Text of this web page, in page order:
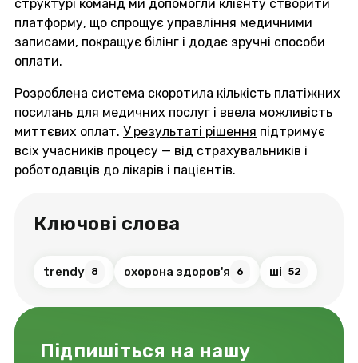
структурі команд ми допомогли клієнту створити
платформу, що спрощує управління медичними
записами, покращує білінг і додає зручні способи
оплати.
Розроблена система скоротила кількість платіжних
посилань для медичних послуг і ввела можливість
миттєвих оплат. У результаті рішення підтримує
всіх учасників процесу — від страхувальників і
роботодавців до лікарів і пацієнтів.
Ключові слова
trendy 8 охорона здоров'я 6 ші 52
Підпишіться на нашу